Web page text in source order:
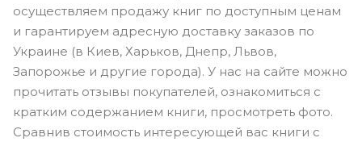
осуществляем продажу книг по доступным ценам
и гарантируем адресную доставку заказов по
Украине (в Киев, Харьков, Днепр, Львов,
Запорожье и другие города). У нас на сайте можно
прочитать отзывы покупателей, ознакомиться с
кратким содержанием книги, просмотреть фото.
Сравнив стоимость интересующей вас книги с